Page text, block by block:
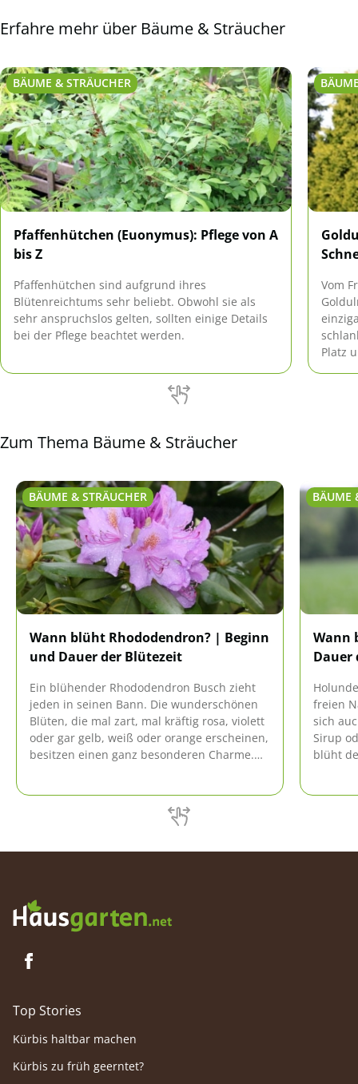
Erfahre mehr über Bäume & Sträucher
BÄUME & STRÄUCHER
Pfaffenhütchen (Euonymus): Pflege von A
bis Z
Pfaffenhütchen sind aufgrund ihres
Blütenreichtums sehr beliebt. Obwohl sie als
sehr anspruchslos gelten, sollten einige Details
bei der Pflege beachtet werden.
Vom
Platz
Zum Thema Bäume & Sträucher
BÄUME & STRÄUCHER
Wann blüht Rhododendron? | Beginn
und Dauer der Blütezeit
Ein blühender Rhododendron Busch zieht
jeden in seinen Bann. Die wunderschönen
Blüten, die mal zart, mal kräftig rosa, violett
oder gar gelb, weiß oder orange erscheinen,
besitzen einen ganz besonderen Charme.
ist nämlich unglaublich sortenreich.
Manche Büsche entfalten ihre Blüten schon
Spätsommer Farbe in die Gärten.
BÄUME
Wann
Dauer
freien
sich
Sirup
blüht
Top Stories
Kürbis haltbar machen
Kürbis zu früh geerntet?